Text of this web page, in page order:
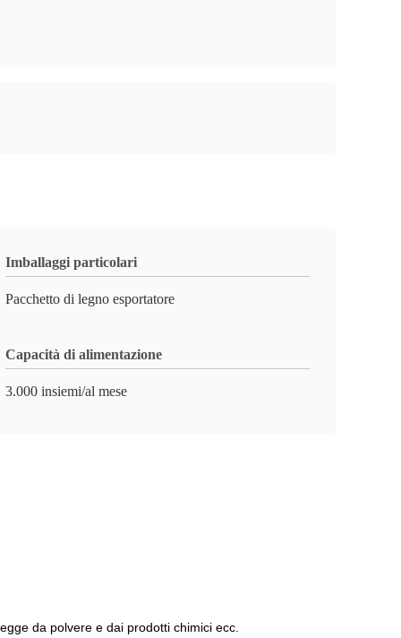
Imballaggi particolari
Pacchetto di legno esportatore
Capacità di alimentazione
3.000 insiemi/al mese
da polvere e dai prodotti chimici ecc.